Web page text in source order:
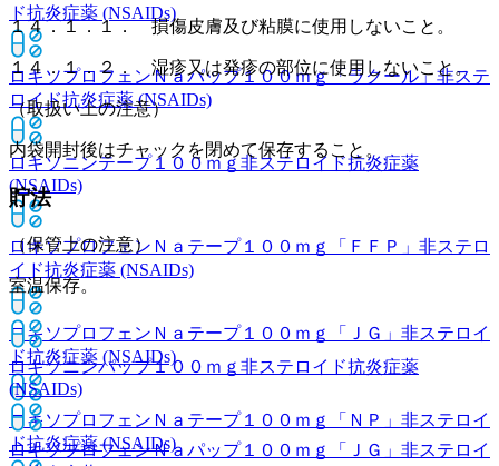
ド抗炎症薬 (NSAIDs)
ロキソプロフェンＮａパップ１００ｍｇ「ラクール」非ステ
ロイド抗炎症薬 (NSAIDs)
ロキソニンテープ１００ｍｇ非ステロイド抗炎症薬
(NSAIDs)
ロキソプロフェンＮａテープ１００ｍｇ「ＦＦＰ」 非ステロ
イド抗炎症薬 (NSAIDs)
ロキソプロフェンＮａテープ１００ｍｇ「ＪＧ」 非ステロイ
ド抗炎症薬 (NSAIDs)
ロキソプロフェンＮａテープ１００ｍｇ「ＮＰ」 非ステロイ
ド抗炎症薬 (NSAIDs)
１４．１．１． 損傷皮膚及び粘膜に使用しないこと。
１４．１．２． 湿疹又は発疹の部位に使用しないこと。
（取扱い上の注意）
内袋開封後はチャックを閉めて保存すること。
貯法
（保管上の注意）
室温保存。
ロキソニンパップ１００ｍｇ 非ステロイド抗炎症薬
(NSAIDs)
ロキソプロフェンＮａパップ１００ｍｇ「ＪＧ」 非ステロイ